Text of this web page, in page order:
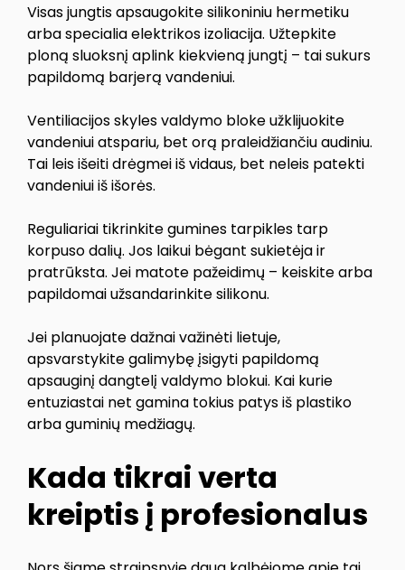
Visas jungtis apsaugokite silikoniniu hermetiku
arba specialia elektrikos izoliacija. Užtepkite
ploną sluoksnį aplink kiekvieną jungtį – tai sukurs
papildomą barjerą vandeniui.
Ventiliacijos skyles valdymo bloke užklijuokite
vandeniui atspariu, bet orą praleidžiančiu audiniu.
Tai leis išeiti drėgmei iš vidaus, bet neleis patekti
vandeniui iš išorės.
Reguliariai tikrinkite gumines tarpikles tarp
korpuso dalių. Jos laikui bėgant sukietėja ir
pratrūksta. Jei matote pažeidimų – keiskite arba
papildomai užsandarinkite silikonu.
Jei planuojate dažnai važinėti lietuje,
apsvarstykite galimybę įsigyti papildomą
apsauginį dangtelį valdymo blokui. Kai kurie
entuziastai net gamina tokius patys iš plastiko
arba guminių medžiagų.
Kada tikrai verta
kreiptis į profesionalus